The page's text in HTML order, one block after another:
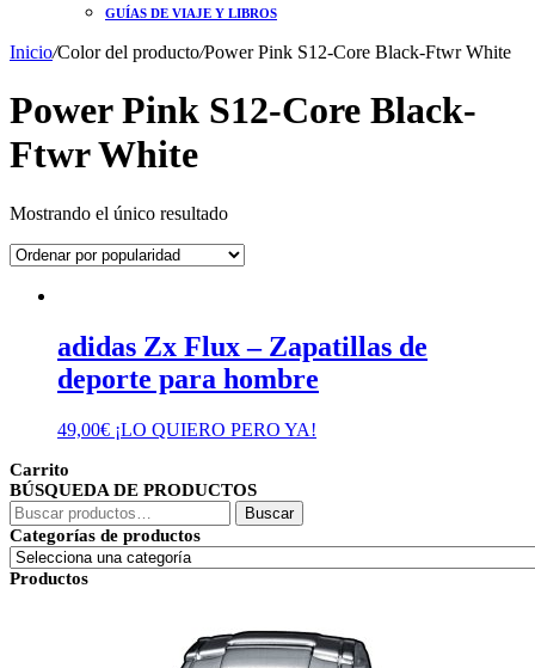
GUÍAS DE VIAJE Y LIBROS
Inicio/Color del producto/Power Pink S12-Core Black-Ftwr White
Power Pink S12-Core Black-
Ftwr White
Mostrando el único resultado
adidas Zx Flux – Zapatillas de
deporte para hombre
49,00€ ¡LO QUIERO PERO YA!
Carrito
BÚSQUEDA DE PRODUCTOS
Buscar
por:
Buscar
Categorías de productos
Productos